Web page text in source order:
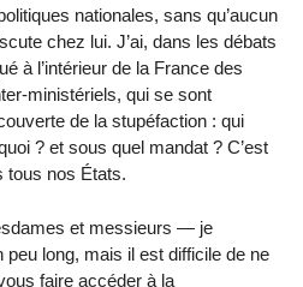
nationales, sans qu’aucun
chez lui. J’ai, dans les débats
à l’intérieur de la France des
ministériels, qui se sont
de la stupéfaction : qui
? et sous quel mandat ? C’est
tous nos États.
et messieurs — je
peu long, mais il est difficile de ne
faire accéder à la